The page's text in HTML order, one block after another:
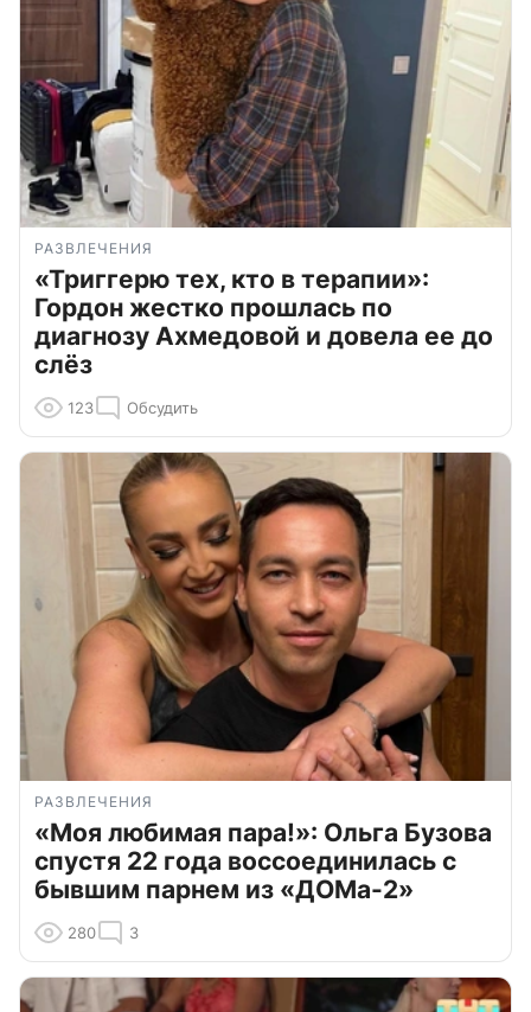
РАЗВЛЕЧЕНИЯ
«Триггерю тех, кто в терапии»:
Гордон жестко прошлась по
диагнозу Ахмедовой и довела ее до
слёз
123 Обсудить
РАЗВЛЕЧЕНИЯ
«Моя любимая пара!»: Ольга Бузова
спустя 22 года воссоединилась с
бывшим парнем из «ДОМа-2»
280 3